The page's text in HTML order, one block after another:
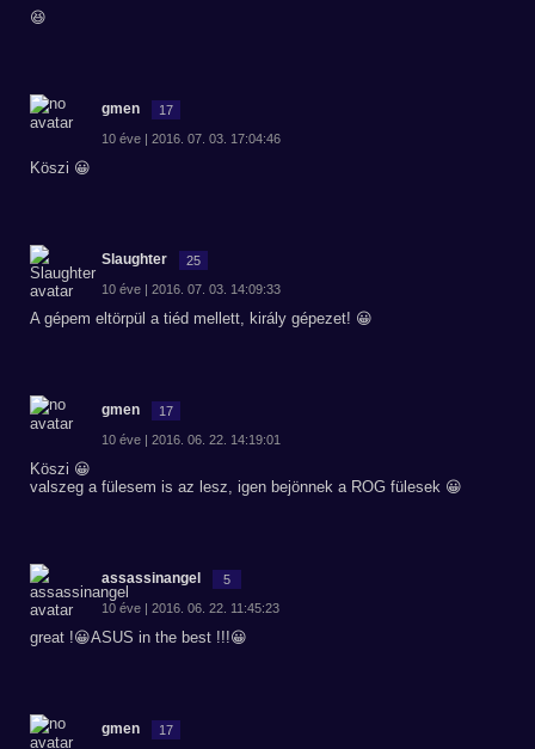
😆
gmen 17
10 éve | 2016. 07. 03. 17:04:46
Köszi 😀
Slaughter 25
10 éve | 2016. 07. 03. 14:09:33
A gépem eltörpül a tiéd mellett, király gépezet! 😀
gmen 17
10 éve | 2016. 06. 22. 14:19:01
Köszi 😀
valszeg a fülesem is az lesz, igen bejönnek a ROG fülesek 😀
assassinangel 5
10 éve | 2016. 06. 22. 11:45:23
great !😀ASUS in the best !!!😀
gmen 17